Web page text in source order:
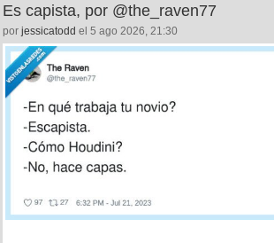
Es capista, por @the_raven77
por jessicatodd el 5 ago 2026, 21:30